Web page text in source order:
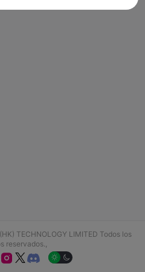
TECHNOLOGY LIMITED Todos los
reservados.,
  